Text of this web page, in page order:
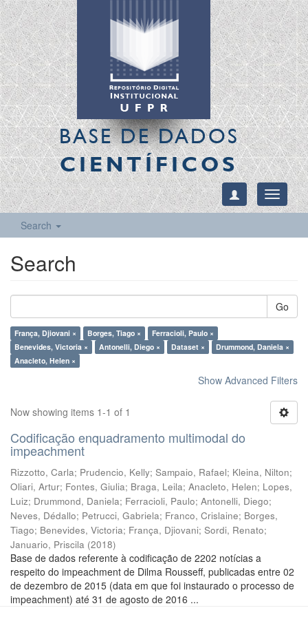
BASE DE DADOS
CIENTÍFICOS
Toggle
Search
Search
Go
França, Djiovani × Borges, Tiago ×
Ferracioli, Paulo ×
Benevides, Victoria ×
Antonelli, Diego × Dataset ×
Drummond, Daniela ×
Anacleto, Helen ×
Show Advanced Filters
Now showing items 1-1 of 1
Codificação enquadramento multimodal do
impeachment
Rizzotto, Carla; Prudencio, Kelly; Sampaio, Rafael; Kleina, Nilton;
Oliari, Artur; Fontes, Giulia; Braga, Leila; Anacleto, Helen; Lopes,
Luiz; Drummond, Daniela; Ferracioli, Paulo; Antonelli, Diego;
Neves, Dédallo; Petrucci, Gabriela; Franco, Crislaine; Borges,
Tiago; Benevides, Victoria; França, Djiovani; Sordi, Renato;
Januario, Priscila (2018)
Base de dados referente à codificação de 2202 notícias a
respeito do impeachment de Dilma Rousseff, publicadas entre 02
de dezembro de 2015 (data em que foi instaurado o processo de
impeachment) até 31 de agosto de 2016 ...